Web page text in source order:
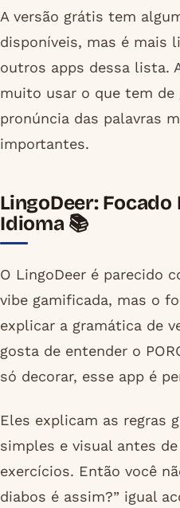
A versão grátis tem
disponíveis, mas é mais
outros apps dessa lista.
muito usar o que tem de
pronúncia das palavras
importantes.
LingoDeer:
Idioma 📚
O LingoDeer é parecido
vibe gamificada, mas o
explicar a gramática de
gosta de entender o
só decorar, esse app é
Eles explicam as regras
simples e visual antes
exercícios. Então você
diabos é assim?” igual